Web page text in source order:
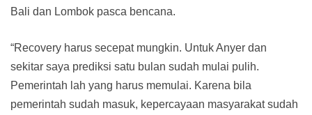
Bali dan Lombok pasca bencana.
“Recovery harus secepat mungkin. Untuk Anyer dan
sekitar saya prediksi satu bulan sudah mulai pulih.
Pemerintah lah yang harus memulai. Karena bila
pemerintah sudah masuk, kepercayaan masyarakat sudah